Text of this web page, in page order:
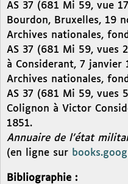
AS 37 (681 Mi 59, vue
Bourdon, Bruxelles, 19
Archives nationales,
AS 37 (681 Mi 59, vues
à Considerant, 7 janvier
Archives nationales,
AS 37 (681 Mi 59, vues
Colignon à Victor
1851.
Annuaire de l’état
(en ligne sur
Bibliographie :